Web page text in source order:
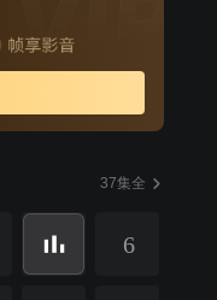
仅让他丢了导游工
人人喊打的“变态导
手策划。
37集全
6